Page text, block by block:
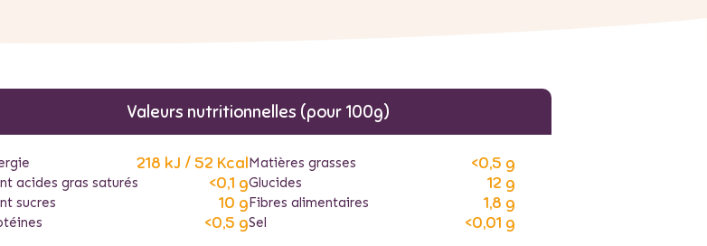
Valeurs nutritionnelles (pour 100g)
218 kJ / 52 KcalMatières grasses <0,5 g
acides gras saturés <0,1 gGlucides 12 g
sucres 10 gFibres alimentaires 1,8 g
<0,5 gSel <0,01 g